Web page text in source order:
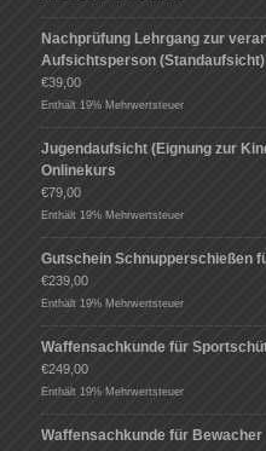
Nachprüfung Lehrgang zur
Aufsichtsperson (Standaufsicht)
€39,00
Enthält 19% Mehrwertsteuer
Jugendaufsicht (Eignung zur
Onlinekurs
€79,00
Enthält 19% Mehrwertsteuer
Gutschein Schnupperschießen
€239,00
Enthält 19% Mehrwertsteuer
Waffensachkunde für
€249,00
Enthält 19% Mehrwertsteuer
Waffensachkunde für Bewacher